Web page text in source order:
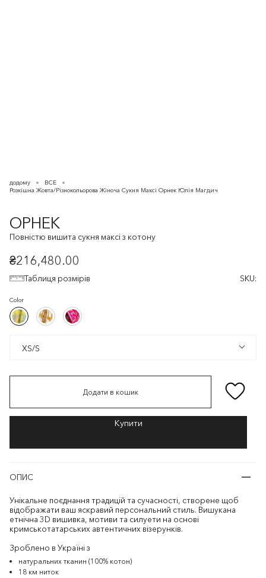
додому
ВСЕ
Розкішна Жовта/Різнокольорова Жіноча Сукня Максі Орнек Юлія Магдич
ОРНЕК
Повністю вишита сукня максі з котону
₴216,480.00
Таблиця розмірів SKU:
Color
Жовтий/
Різнокольоровий
Жовтий/
Білий/
Золотистий
Білий/
Фуксія/
Різнокольоровий
Фуксія/
XS/S
XS/S
Додати в кошик
ОПИС
Унікальне поєднання традицій та сучасності, створене щоб
відображати ваш яскравий персональний стиль. Вишукана
етнічна 3D вишивка, мотиви та силуети на основі
кримськотатарських автентичних візерунків.
Зроблено в Україні з
натуральних тканин (100% котон)
18 км ниток